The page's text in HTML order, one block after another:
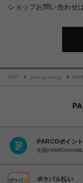
ショップお問い合わせ
TOP pop-up-shop
PARCOポイント
全国のPARCOや
ポケパル払い